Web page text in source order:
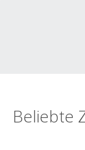
Beliebte